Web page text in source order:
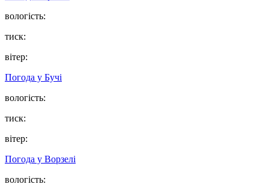
вологість:
тиск:
вітер:
Погода у Бучі
вологість:
тиск:
вітер:
Погода у Ворзелі
вологість: